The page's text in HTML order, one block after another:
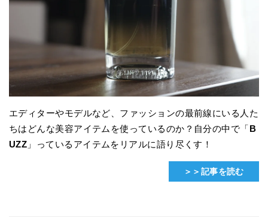
エディターやモデルなど、ファッションの最前線にいる人た
ちはどんな美容アイテムを使っているのか？自分の中で「B
UZZ 」っているアイテムをリアルに語り尽くす！
＞＞記事を読む